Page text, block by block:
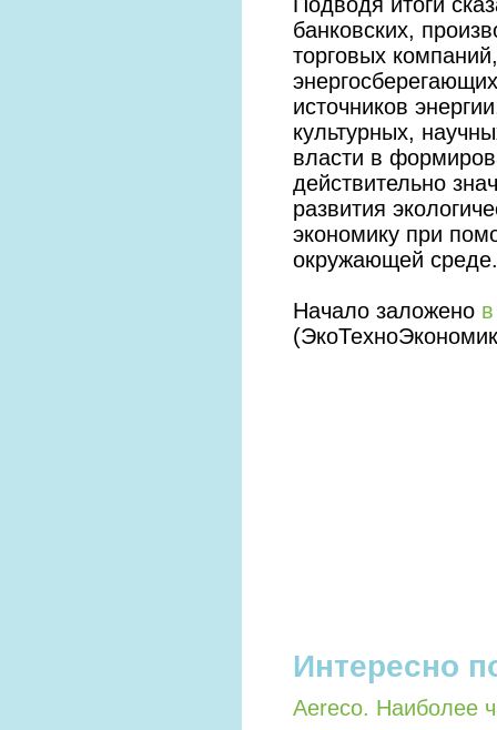
банковских,
торговых
источников
культурных,
власти в
действительно
развития
экономику при
окружающей среде.
Начало заложено
Интересно
Aereco. Наиболее